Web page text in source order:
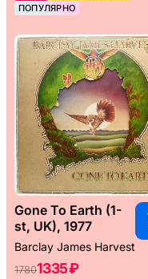
ПОПУЛЯРНО
Gone To Earth (1-
st, UK), 1977
Barclay James Harvest
17801335 ₽